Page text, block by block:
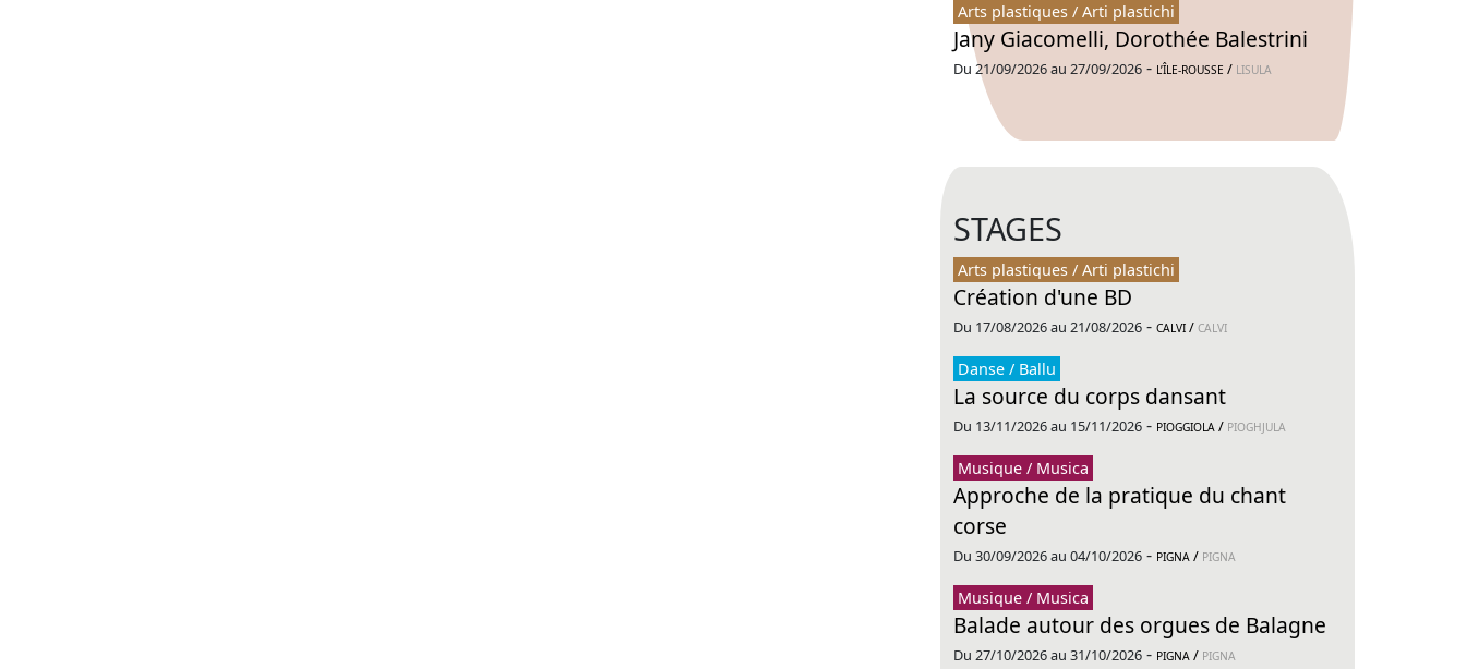
Arts plastiques / Arti plastichi
Jany Giacomelli, Dorothée Balestrini
Du 21/09/2026 au 27/09/2026 - L’ÎLE-ROUSSE / LISULA
STAGES
Arts plastiques / Arti plastichi
Création d'une BD
Du 17/08/2026 au 21/08/2026 - CALVI / CALVI
Danse / Ballu
La source du corps dansant
Du 13/11/2026 au 15/11/2026 - PIOGGIOLA / PIOGHJULA
Musique / Musica
Approche de la pratique du chant
corse
Du 30/09/2026 au 04/10/2026 - PIGNA / PIGNA
Musique / Musica
Balade autour des orgues de Balagne
Du 27/10/2026 au 31/10/2026 - PIGNA / PIGNA